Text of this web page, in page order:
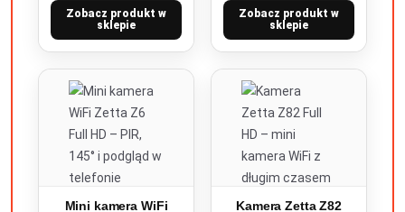
Zobacz produkt w
sklepie
Zobacz produkt w
sklepie
Mini kamera WiFi
Kamera Zetta Z82